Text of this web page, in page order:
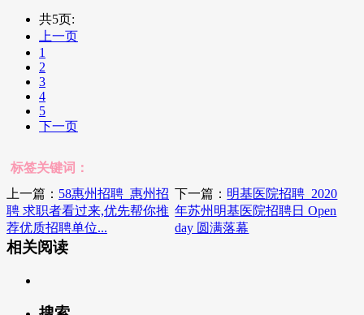
共5页:
上一页
1
2
3
4
5
下一页
标签关键词：
上一篇： 58惠州招聘_惠州招
聘 求职者看过来,优先帮你推
荐优质招聘单位...
下一篇： 明基医院招聘_2020
年苏州明基医院招聘日 Open
day 圆满落幕
相关阅读